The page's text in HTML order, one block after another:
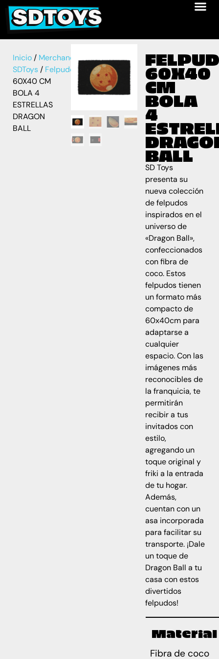
Inicio / Merchandise
SDToys / Felpudos/ FELPUDO
60X40 CM
BOLA 4
ESTRELLAS
DRAGON
BALL
60X40
CM
BOLA
4
BALL
SD Toys
presenta su
nueva colección
de felpudos
inspirados en el
universo de
«Dragon Ball»,
confeccionados
con fibra de
coco. Estos
felpudos tienen
un formato más
compacto de
60x40cm para
adaptarse a
cualquier
espacio. Con las
imágenes más
reconocibles de
la franquicia, te
permitirán
recibir a tus
invitados con
estilo,
agregando un
toque original y
friki a la entrada
de tu hogar.
Además,
cuentan con un
asa incorporada
para facilitar su
transporte. ¡Dale
un toque de
Dragon Ball a tu
casa con estos
divertidos
felpudos!
Material
Fibra de coco